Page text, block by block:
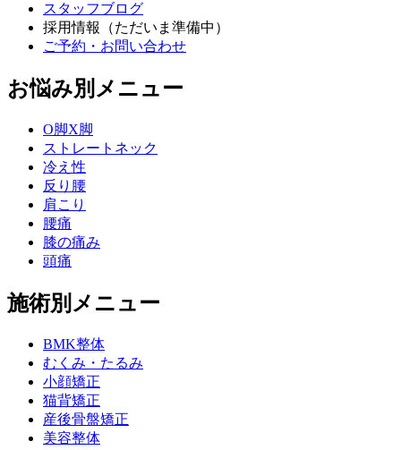
スタッフブログ
採用情報（ただいま準備中）
ご予約・お問い合わせ
お悩み別メニュー
O脚X脚
ストレートネック
冷え性
反り腰
肩こり
腰痛
膝の痛み
頭痛
施術別メニュー
BMK整体
むくみ・たるみ
小顔矯正
猫背矯正
産後骨盤矯正
美容整体